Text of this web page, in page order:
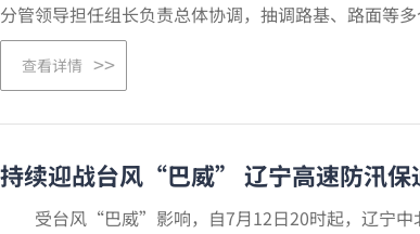
分管领导担任组长负责总体协调，抽调路基、路面等
查看详情
持续迎战台风“巴威” 辽宁高速防汛保
受台风“巴威”影响，自7月12日20时起，辽宁中北